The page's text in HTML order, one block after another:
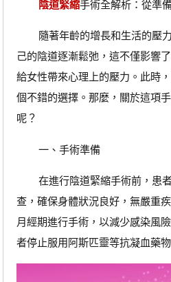
陰道緊縮手術全解析：從準
隨著年齡的增長和生活的壓力
己的陰道逐漸鬆弛，這不僅影響
給女性帶來心理上的壓力。此時
個不錯的選擇。那麼，關於這項
呢？
一、手術準備
在進行陰道緊縮手術前，患者
查，確保身體狀況良好，無嚴重
月經期進行手術，以減少感染風
者停止服用阿斯匹靈等抗凝血藥